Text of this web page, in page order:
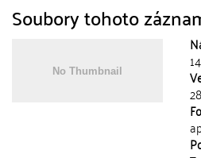
Soubory tohoto